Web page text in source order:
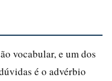
vocabular, e um dos
é o advérbio